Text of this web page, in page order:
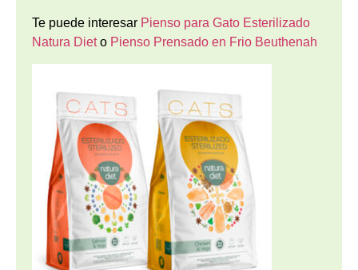
Te puede interesar Pienso para Gato Esterilizado
Natura Dieto Pienso Prensado en Frio Beuthenah